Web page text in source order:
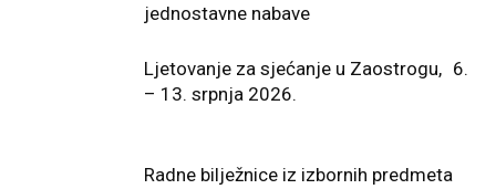
jednostavne nabave
Ljetovanje za sjećanje u Zaostrogu, 6.
– 13. srpnja 2026.
Radne bilježnice iz izbornih predmeta